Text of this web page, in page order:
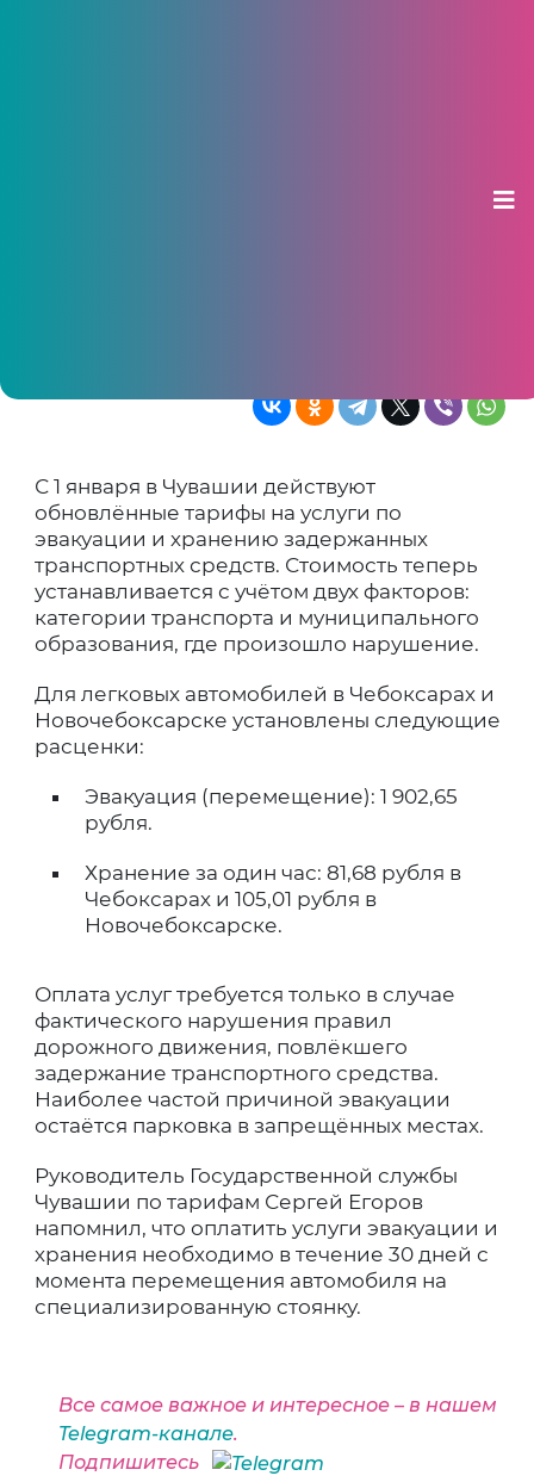
С 1 января в Чувашии действуют
обновлённые тарифы на услуги по
эвакуации и хранению задержанных
транспортных средств. Стоимость теперь
устанавливается с учётом двух факторов:
категории транспорта и муниципального
образования, где произошло нарушение.
Для легковых автомобилей в Чебоксарах и
Новочебоксарске установлены следующие
расценки:
Эвакуация (перемещение): 1 902,65
рубля.
Хранение за один час: 81,68 рубля в
Чебоксарах и 105,01 рубля в
Новочебоксарске.
Оплата услуг требуется только в случае
фактического нарушения правил
дорожного движения, повлёкшего
задержание транспортного средства.
Наиболее частой причиной эвакуации
остаётся парковка в запрещённых местах.
Руководитель Государственной службы
Чувашии по тарифам Сергей Егоров
напомнил, что оплатить услуги эвакуации и
хранения необходимо в течение 30 дней с
момента перемещения автомобиля на
специализированную стоянку.
Все самое важное и интересное – в нашем
Telegram-канале.
Подпишитесь